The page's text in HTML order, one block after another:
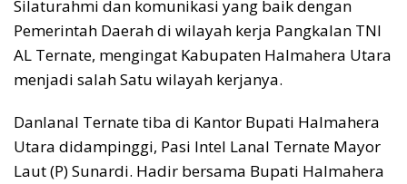
Silaturahmi dan komunikasi yang baik dengan
Pemerintah Daerah di wilayah kerja Pangkalan TNI
AL Ternate, mengingat Kabupaten Halmahera Utara
menjadi salah Satu wilayah kerjanya.
Danlanal Ternate tiba di Kantor Bupati Halmahera
Utara didampinggi, Pasi Intel Lanal Ternate Mayor
Laut (P) Sunardi. Hadir bersama Bupati Halmahera